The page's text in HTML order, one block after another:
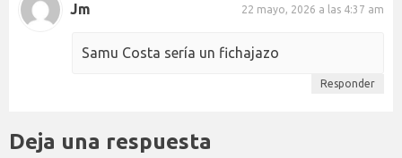
Jm 22 mayo, 2026 a las 4:37 am
Samu Costa sería un fichajazo
Responder
Deja una respuesta